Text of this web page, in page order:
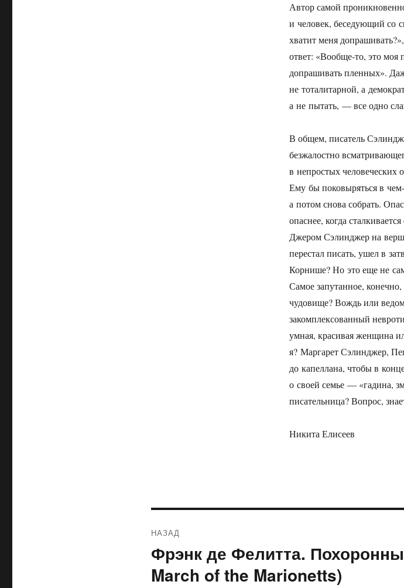
Автор самой
и человек, беседующий со
хватит меня
ответ: «Вообще-то, это
допрашивать пленных».
не тоталитарной, а
а не пытать, — все одно
В общем, писатель
безжалостно
в непростых человеческих
Ему бы поковыряться в
а потом снова собрать.
опаснее, когда
Джером Сэлинджер на
перестал писать, ушел в
Корнише? Но это еще не
Самое запутанное,
чудовище? Вождь или
закомплексованный
умная, красивая женщина
я? Маргарет Сэлинджер,
до капеллана, чтобы в
о своей семье — «гадина,
писательница? Вопрос,
Никита Елисеев
по
записям
НАЗАД
Предыдущая
запись:
Фрэнк де Фелитта.
March of the Marionetts)